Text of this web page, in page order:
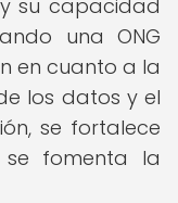
su capacidad
una ONG
en cuanto a la
los datos y el
se fortalece
fomenta la